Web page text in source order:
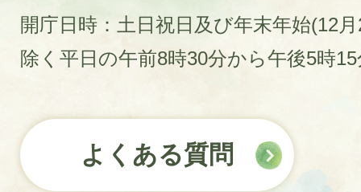
開庁日時：土日祝日及び年末年始(12
除く平日の午前8時30分から午後5時
よくある質問